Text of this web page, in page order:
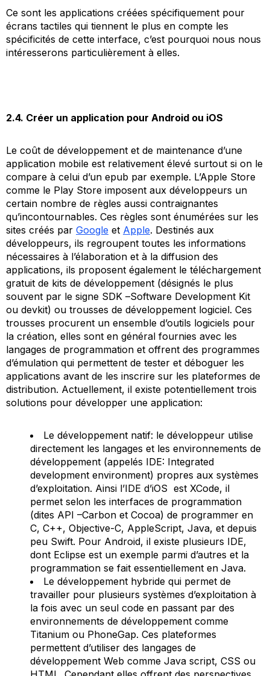
Ce sont les applications créées spécifiquement pour
écrans tactiles qui tiennent le plus en compte les
spécificités de cette interface, c’est pourquoi nous nous
intéresserons particulièrement à elles.
2.4. Créer un application pour Android ou iOS
Le coût de développement et de maintenance d’une
application mobile est relativement élevé surtout si on le
compare à celui d’un epub par exemple. L’Apple Store
comme le Play Store imposent aux développeurs un
certain nombre de règles aussi contraignantes
qu’incontournables. Ces règles sont énumérées sur les
sites créés par Google et Apple. Destinés aux
développeurs, ils regroupent toutes les informations
nécessaires à l’élaboration et à la diffusion des
applications, ils proposent également le téléchargement
gratuit de kits de développement (désignés le plus
souvent par le signe SDK –Software Development Kit
ou devkit) ou trousses de développement logiciel. Ces
trousses procurent un ensemble d’outils logiciels pour
la création, elles sont en général fournies avec les
langages de programmation et offrent des programmes
d’émulation qui permettent de tester et déboguer les
applications avant de les inscrire sur les plateformes de
distribution. Actuellement, il existe potentiellement trois
solutions pour développer une application:
Le développement natif: le développeur utilise
directement les langages et les environnements de
développement (appelés IDE: Integrated
development environment) propres aux systèmes
d’exploitation. Ainsi l’IDE d’iOS est XCode, il
permet selon les interfaces de programmation
(dites API –Carbon et Cocoa) de programmer en
C, C++, Objective-C, AppleScript, Java, et depuis
peu Swift. Pour Android, il existe plusieurs IDE,
dont Eclipse est un exemple parmi d’autres et la
programmation se fait essentiellement en Java.
Le développement hybride qui permet de
travailler pour plusieurs systèmes d’exploitation à
la fois avec un seul code en passant par des
environnements de développement comme
Titanium ou PhoneGap. Ces plateformes
permettent d’utiliser des langages de
développement Web comme Java script, CSS ou